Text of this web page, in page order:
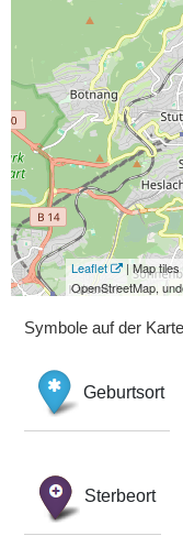
Leaflet
| Map
OpenStreetMap,
Symbole auf der Karte
Geburtsort
Sterbeort